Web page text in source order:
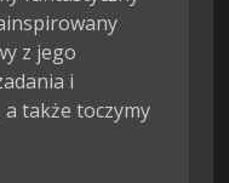
z jego
i
także toczymy